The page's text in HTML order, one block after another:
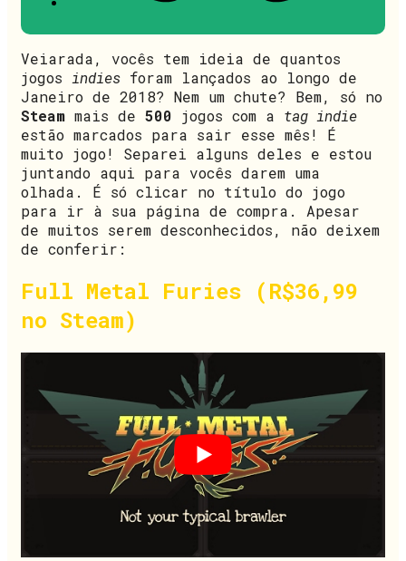
Veiarada, vocês tem ideia de quantos
jogos indies foram lançados ao longo de
Janeiro de 2018? Nem um chute? Bem, só no
Steam mais de 500 jogos com a tag indie
estão marcados para sair esse mês! É
muito jogo! Separei alguns deles e estou
juntando aqui para vocês darem uma
olhada. É só clicar no título do jogo
para ir à sua página de compra. Apesar
de muitos serem desconhecidos, não deixem
de conferir:
Full Metal Furies (R$36,99
no Steam)